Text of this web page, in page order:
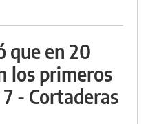
que en 20
los primeros
- Cortaderas